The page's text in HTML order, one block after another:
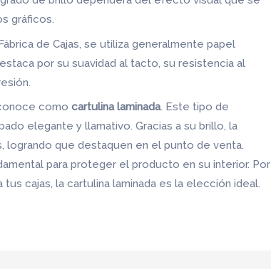
gráficos.
de Cajas, se utiliza generalmente papel
por su suavidad al tacto, su resistencia al
comocartulina laminada. Este tipo de
elegante y llamativo. Gracias a su brillo, la
logrando que destaquen en el punto de venta.
para proteger el producto en su interior. Por
cajas, la cartulina laminada es la elección ideal.